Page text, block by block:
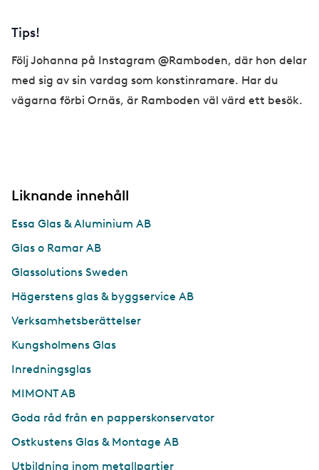
Tips!
Följ Johanna på Instagram @Ramboden, där hon delar
med sig av sin vardag som konstinramare. Har du
vägarna förbi Ornäs, är Ramboden väl värd ett besök.
Liknande innehåll
Essa Glas & Aluminium AB
Glas o Ramar AB
Glassolutions Sweden
Hägerstens glas & byggservice AB
Verksamhetsberättelser
Kungsholmens Glas
Inredningsglas
MIMONT AB
Goda råd från en papperskonservator
Ostkustens Glas & Montage AB
Utbildning inom metallpartier